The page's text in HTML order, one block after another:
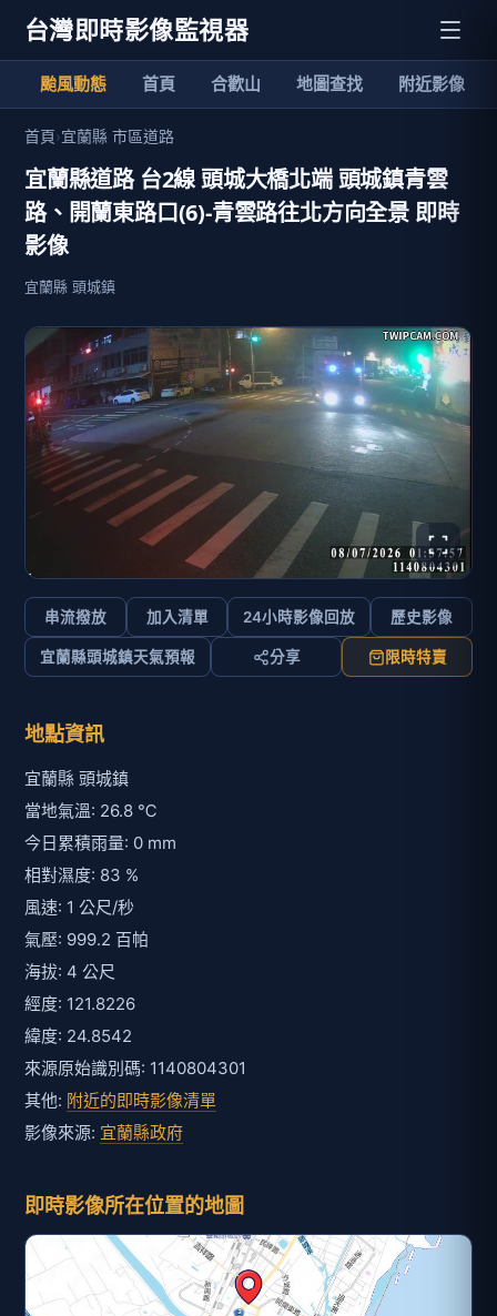
台灣即時影像監視器
颱風動態 首頁 合歡山 地圖查找 附近影像
首頁›宜蘭縣 市區道路
宜蘭縣道路 台2線 頭城大橋北端 頭城鎮青雲
路、開蘭東路口(6)-青雲路往北方向全景 即時
影像
宜蘭縣 頭城鎮
串流撥放 加入清單 24小時影像回放 歷史影像
宜蘭縣頭城鎮天氣預報 分享 限時特賣
地點資訊
宜蘭縣 頭城鎮
當地氣溫: 26.8 ℃
今日累積雨量: 0 mm
相對濕度: 83 %
風速: 1 公尺/秒
氣壓: 999.2 百帕
海拔: 4 公尺
經度: 121.8226
緯度: 24.8542
來源原始識別碼: 1140804301
其他: 附近的即時影像清單
影像來源: 宜蘭縣政府
即時影像所在位置的地圖